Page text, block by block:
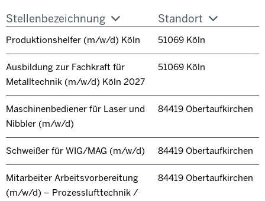
Stellenbezeichnung Standort
Produktionshelfer (m/w/d) Köln 51069 Köln
Ausbildung zur Fachkraft für
Metalltechnik (m/w/d) Köln 2027
51069 Köln
Maschinenbediener für Laser und
Nibbler (m/w/d)
84419 Obertaufkirchen
Schweißer für WIG/MAG (m/w/d) 84419 Obertaufkirchen
Mitarbeiter Arbeitsvorbereitung
(m/w/d) – Prozesslufttechnik /
84419 Obertaufkirchen